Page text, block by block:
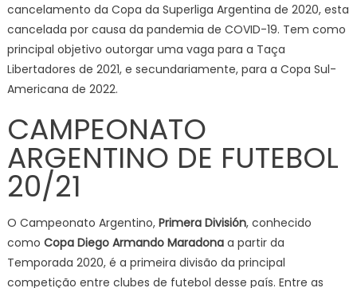
cancelamento da Copa da Superliga Argentina de 2020, esta
cancelada por causa da pandemia de COVID-19. Tem como
principal objetivo outorgar uma vaga para a Taça
Libertadores de 2021, e secundariamente, para a Copa Sul-
Americana de 2022.
CAMPEONATO
ARGENTINO DE FUTEBOL
20/21
O Campeonato Argentino, Primera División, conhecido
como Copa Diego Armando Maradonaa partir da
Temporada 2020, é a primeira divisão da principal
competição entre clubes de futebol desse país. Entre as